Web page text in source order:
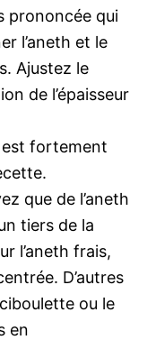
prononcée qui
l’aneth et le
Ajustez le
de l’épaisseur
est fortement
que de l’aneth
tiers de la
l’aneth frais,
D’autres
ou le
en